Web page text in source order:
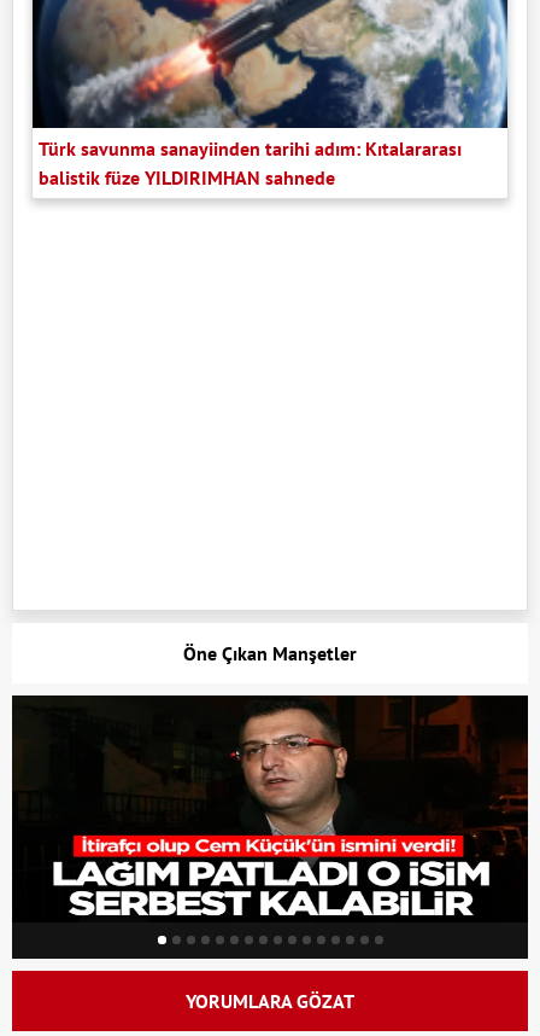
Türk savunma sanayiinden tarihi adım: Kıtalararası
balistik füze YILDIRIMHAN sahnede
Öne Çıkan Manşetler
YORUMLARA GÖZAT